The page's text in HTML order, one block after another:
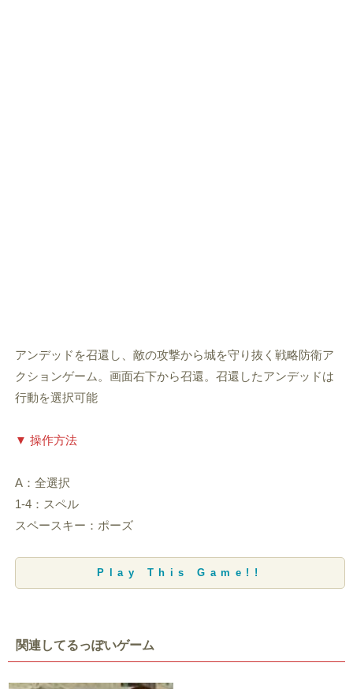
アンデッドを召還し、敵の攻撃から城を守り抜く戦略防衛ア
クションゲーム。画面右下から召還。召還したアンデッドは
行動を選択可能
▼ 操作方法
A：全選択
1-4：スペル
スペースキー：ポーズ
Play This Game!!
関連してるっぽいゲーム